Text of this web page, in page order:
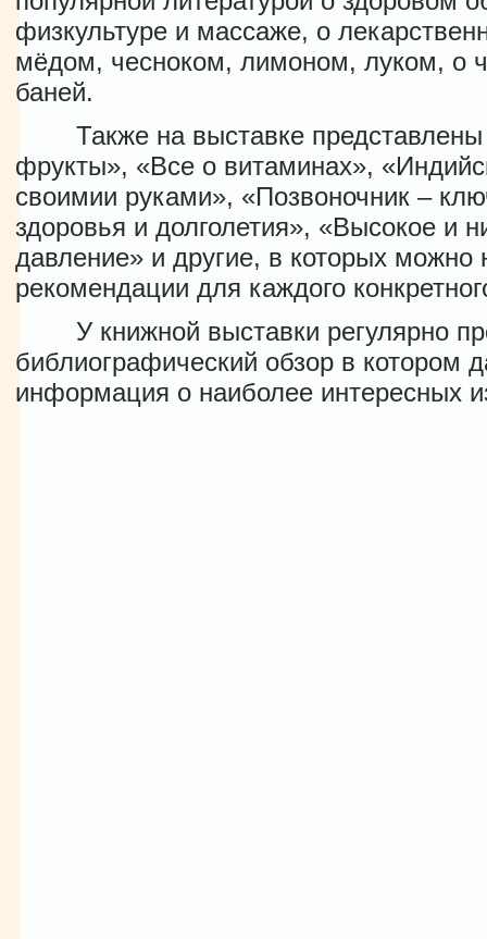
физкультуре и массаже, о
мёдом, чесноком, лимоном, луком, о
баней.
Также на выставке представлены
фрукты», «Все о витаминах»,
своимии руками», «Позвоночник –
здоровья и долголетия», «Высокое и
давление» и другие, в которых можно
рекомендации для каждого
У книжной выставки регулярно
библиографический обзор в котором
информация о наиболее интересных